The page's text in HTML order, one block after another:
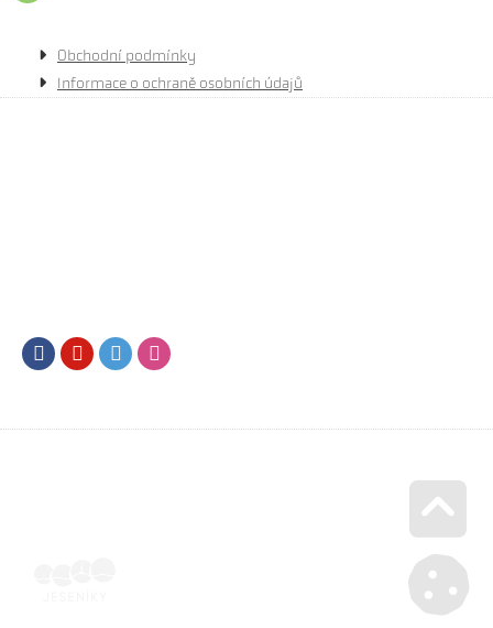
Obchodní podmínky
Informace o ochraně osobních údajů
FacebookYoutubeTwitter
Go